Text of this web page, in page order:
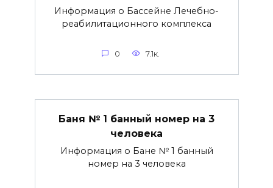
Информация о Бассейне Лечебно-
реабилитационного комплекса
0 7.1к.
Баня № 1 банный номер на 3
человека
Информация о Бане № 1 банный
номер на 3 человека